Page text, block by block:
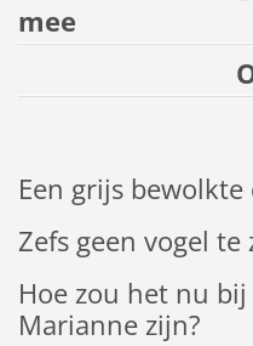
mee
Op deze
Een grijs bewolkte
Zefs geen vogel te
Hoe zou het nu
Marianne zijn?